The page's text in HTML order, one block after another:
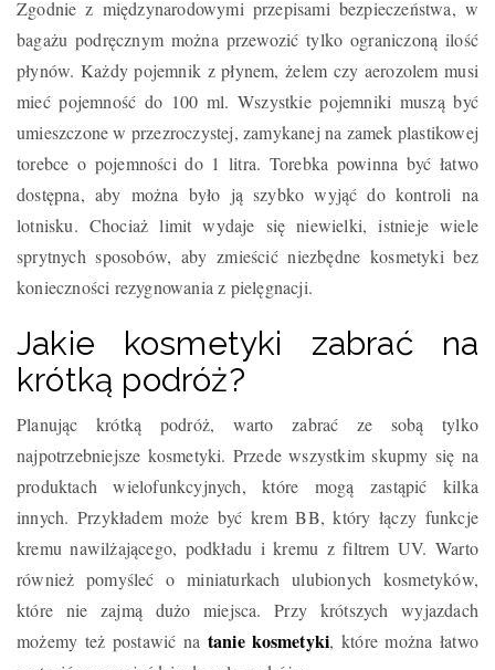
Zgodnie z międzynarodowymi przepisami bezpieczeństwa, w
bagażu podręcznym można przewozić tylko ograniczoną ilość
płynów. Każdy pojemnik z płynem, żelem czy aerozolem musi
mieć pojemność do 100 ml. Wszystkie pojemniki muszą być
umieszczone w przezroczystej, zamykanej na zamek plastikowej
torebce o pojemności do 1 litra. Torebka powinna być łatwo
dostępna, aby można było ją szybko wyjąć do kontroli na
lotnisku. Chociaż limit wydaje się niewielki, istnieje wiele
sprytnych sposobów, aby zmieścić niezbędne kosmetyki bez
konieczności rezygnowania z pielęgnacji.
Jakie kosmetyki zabrać na
krótką podróż?
Planując krótką podróż, warto zabrać ze sobą tylko
najpotrzebniejsze kosmetyki. Przede wszystkim skupmy się na
produktach wielofunkcyjnych, które mogą zastąpić kilka
innych. Przykładem może być krem BB, który łączy funkcje
kremu nawilżającego, podkładu i kremu z filtrem UV. Warto
również pomyśleć o miniaturkach ulubionych kosmetyków,
które nie zajmą dużo miejsca. Przy krótszych wyjazdach
możemy też postawić na tanie kosmetyki, które można łatwo